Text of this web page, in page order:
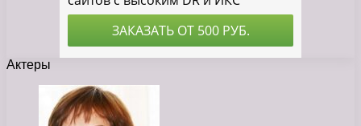
Актеры